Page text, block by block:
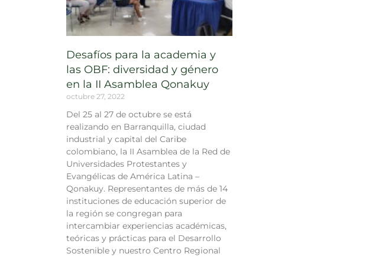
Desafíos para la academia y
las OBF: diversidad y género
en la II Asamblea Qonakuy
octubre 27, 2022
Del 25 al 27 de octubre se está
realizando en Barranquilla, ciudad
industrial y capital del Caribe
colombiano, la II Asamblea de la Red de
Universidades Protestantes y
Evangélicas de América Latina –
Qonakuy. Representantes de más de 14
instituciones de educación superior de
la región se congregan para
intercambiar experiencias académicas,
teóricas y prácticas para el Desarrollo
Sostenible y nuestro Centro Regional